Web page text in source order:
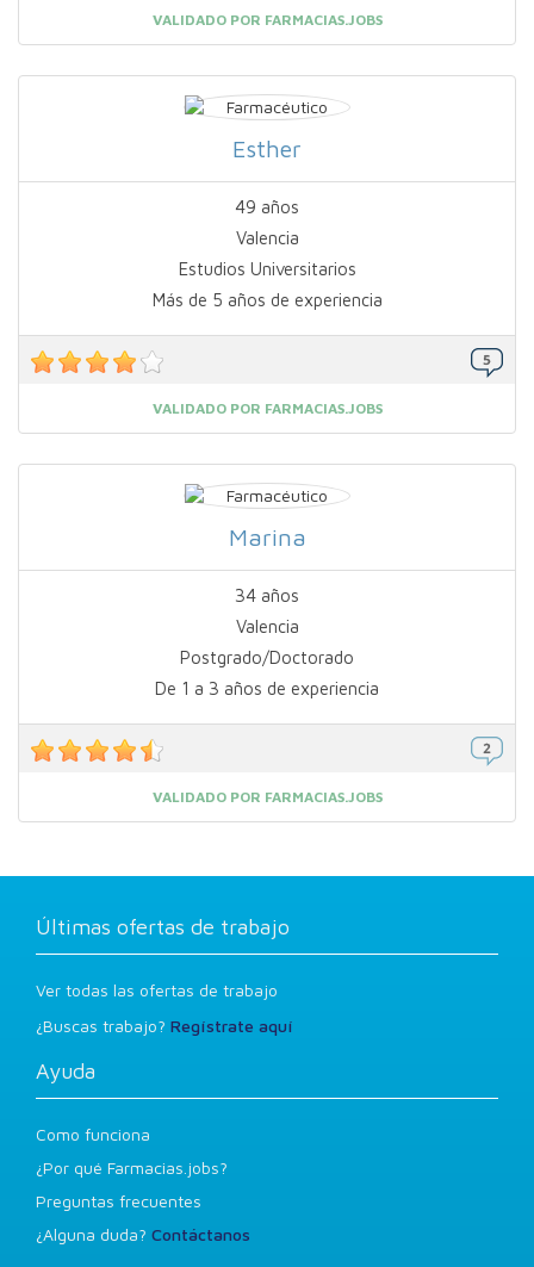
VALIDADO POR FARMACIAS.JOBS
Esther
49 años
Valencia
Estudios Universitarios
Más de 5 años de experiencia
VALIDADO POR FARMACIAS.JOBS
Marina
34 años
Valencia
Postgrado/Doctorado
De 1 a 3 años de experiencia
VALIDADO POR FARMACIAS.JOBS
Últimas ofertas de trabajo
Ver todas las ofertas de trabajo
¿Buscas trabajo? Regístrate aquí
Ayuda
Como funciona
¿Por qué Farmacias.jobs?
Preguntas frecuentes
¿Alguna duda? Contáctanos